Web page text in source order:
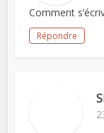
Comment
Répondre